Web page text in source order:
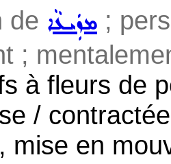
de ܡܙܲܝܥܵܐ ;
;
à fleurs de
/
mise en